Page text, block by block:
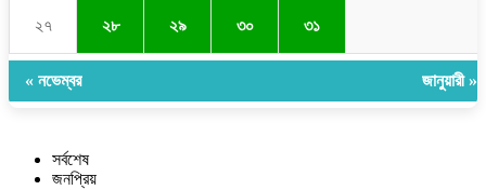
২৭ ২৮ ২৯ ৩০ ৩১
« নভেম্বর জানুয়ারী »
সর্বশেষ
জনপ্রিয়